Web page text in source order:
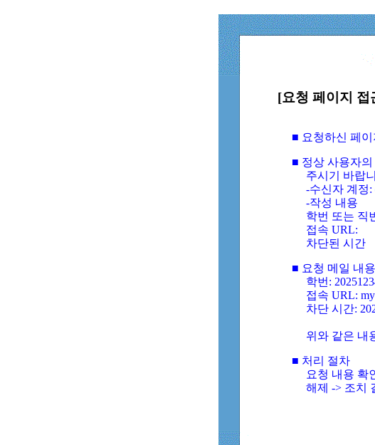
[요청 페이지 접
■ 요청하신 페
■ 정상 사용자
주시기 바랍
-수신자 계정:
-작성 내용
학번 또는 직
접속 URL:
차단된 시간
■ 요청 메일 내
학번:
접속 URL:
차단 시간:
위와 같은 내
■ 처리 절차
요청 내용 확
해제 -> 조치